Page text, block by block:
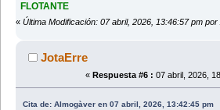
FLOTANTE
« Última Modificación: 07 abril, 2026, 13:46:57 pm
JotaErre
« Respuesta #6 : 07 abril, 2026,
Cita de: Almogàver en 07 abril, 2026, 13:42:45 pm